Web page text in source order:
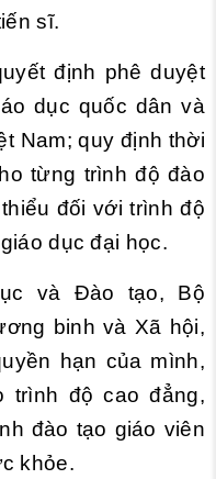
sĩ.
định phê duyệt
dục quốc dân và
Nam; quy định thời
từng trình độ đào
đối với trình độ
dục đại học.
và Đào tạo, Bộ
binh và Xã hội,
hạn của mình,
trình độ cao đẳng,
đào tạo giáo viên
khỏe.